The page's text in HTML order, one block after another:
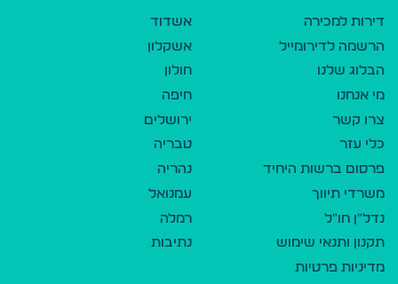
דירות למכירה
הרשמה לדירומייל
הבלוג שלנו
מי אנחנו
צרו קשר
כלי עזר
פרסום ברשות היחיד
משרדי תיווך
נדל"ן חו"ל
תקנון ותנאי שימוש
מדיניות פרטיות
אשדוד
אשקלון
חולון
חיפה
ירושלים
טבריה
נהריה
עמנואל
רמלה
נתיבות